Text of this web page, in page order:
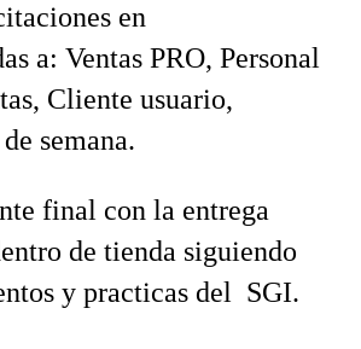
en
a: Ventas PRO, Personal
Cliente usuario,
semana.
final con la entrega
de tienda siguiendo
y practicas del SGI.